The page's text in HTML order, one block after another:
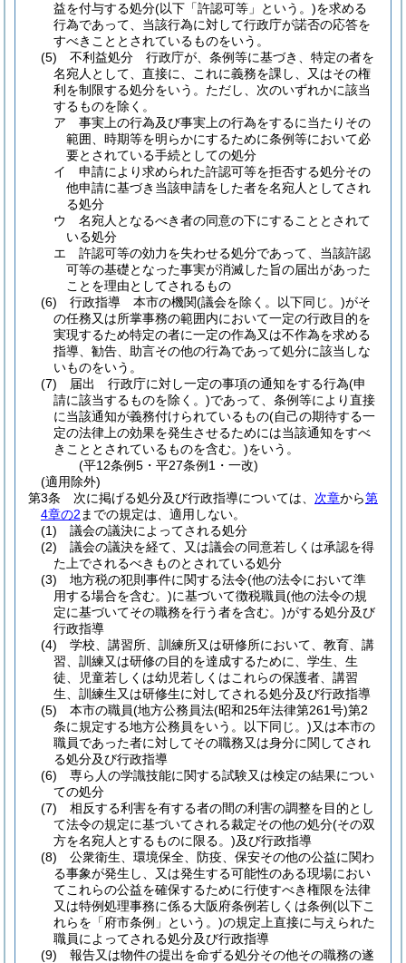
益を付与する処分(以下「許認可等」という。)を求める
行為であって、当該行為に対して行政庁が諾否の応答を
すべきこととされているものをいう。
(5)
不利益処分 行政庁が、条例等に基づき、特定の者を
名宛人として、直接に、これに義務を課し、又はその権
利を制限する処分をいう。 ただし、次のいずれかに該当
するものを除く。
ア
事実上の行為及び事実上の行為をするに当たりその
範囲、時期等を明らかにするために条例等において必
要とされている手続としての処分
イ
申請により求められた許認可等を拒否する処分その
他申請に基づき当該申請をした者を名宛人としてされ
る処分
ウ
名宛人となるべき者の同意の下にすることとされて
いる処分
エ
許認可等の効力を失わせる処分であって、当該許認
可等の基礎となった事実が消滅した旨の届出があった
ことを理由としてされるもの
(6)
行政指導 本市の機関(議会を除く。以下同じ。)がそ
の任務又は所掌事務の範囲内において一定の行政目的を
実現するため特定の者に一定の作為又は不作為を求める
指導、勧告、助言その他の行為であって処分に該当しな
いものをいう。
(7)
届出 行政庁に対し一定の事項の通知をする行為(申
請に該当するものを除く。)であって、条例等により直接
に当該通知が義務付けられているもの(自己の期待する一
定の法律上の効果を発生させるためには当該通知をすべ
きこととされているものを含む。)をいう。
(平12条例5・平27条例1・一改)
(適用除外)
第3条
次に掲げる処分及び行政指導については、 次章から第
4章の2 までの規定は、適用しない。
(1)
議会の議決によってされる処分
(2)
議会の議決を経て、又は議会の同意若しくは承認を得
た上でされるべきものとされている処分
(3)
地方税の犯則事件に関する法令(他の法令において準
用する場合を含む。)に基づいて徴税職員(他の法令の規
定に基づいてその職務を行う者を含む。)がする処分及び
行政指導
(4)
学校、講習所、訓練所又は研修所において、教育、講
習、訓練又は研修の目的を達成するために、学生、生
徒、児童若しくは幼児若しくはこれらの保護者、講習
生、訓練生又は研修生に対してされる処分及び行政指導
(5)
本市の職員(地方公務員法(昭和25年法律第261号)第2
条に規定する地方公務員をいう。以下同じ。)又は本市の
職員であった者に対してその職務又は身分に関してされ
る処分及び行政指導
(6)
専ら人の学識技能に関する試験又は検定の結果につい
ての処分
(7)
相反する利害を有する者の間の利害の調整を目的とし
て法令の規定に基づいてされる裁定その他の処分(その双
方を名宛人とするものに限る。)及び行政指導
(8)
公衆衛生、環境保全、防疫、保安その他の公益に関わ
る事象が発生し、又は発生する可能性のある現場におい
てこれらの公益を確保するために行使すべき権限を法律
又は特例処理事務に係る大阪府条例若しくは条例(以下こ
れらを「府市条例」という。)の規定上直接に与えられた
職員によってされる処分及び行政指導
(9)
報告又は物件の提出を命ずる処分その他その職務の遂